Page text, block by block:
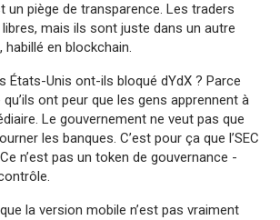
un piège de transparence. Les traders
mais ils sont juste dans un autre
en blockchain.
États-Unis ont-ils bloqué dYdX ? Parce
qu’ils ont peur que les gens apprennent à
Le gouvernement ne veut pas que
les banques. C’est pour ça que l’SEC
n’est pas un token de gouvernance -
la version mobile n’est pas vraiment